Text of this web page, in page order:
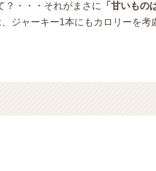
？・・・それがまさに
「甘いもの
ジャーキー1本にもカロリーを考